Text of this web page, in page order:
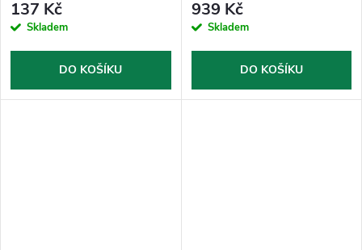
137 Kč
Skladem
DO KOŠÍKU
939 Kč
Skladem
DO KOŠÍKU